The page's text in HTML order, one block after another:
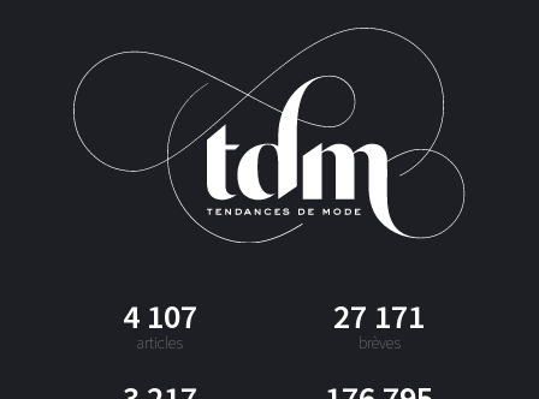
4 107
articles
27 171
brèves